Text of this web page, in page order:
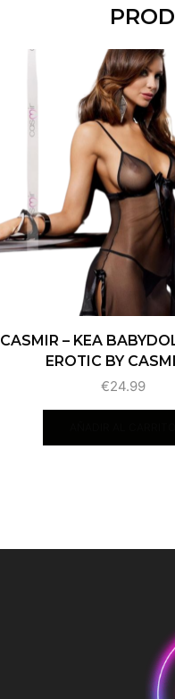
CASMIR – KEA
EROTIC BY
€24.99